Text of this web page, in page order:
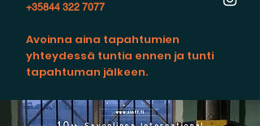
+35844 322 7077
Avoinna aina tapahtumien
yhteydessä tuntia ennen ja tunti
tapahtuman jälkeen.